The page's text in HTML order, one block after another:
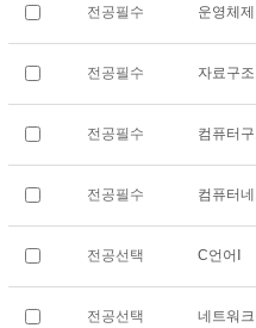
전공필수 운영체제
전공필수 자료구조
전공필수 컴퓨터
전공필수 컴퓨터
전공선택 C언어Ⅰ
전공선택 네트워